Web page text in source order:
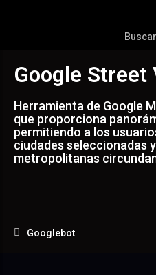
Google Street
Herramienta de Google
que proporciona
permitiendo a los
ciudades seleccionadas
metropolitanas
Googlebot